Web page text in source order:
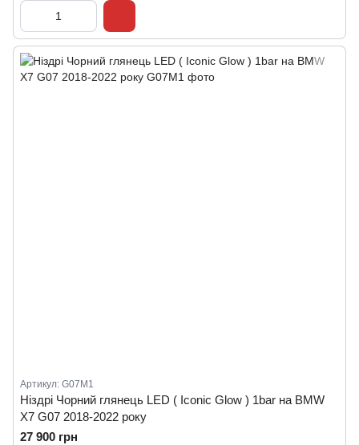
Артикул: G07M1
Ніздрі Чорний глянець LED ( Iconic Glow ) 1bar на BMW
X7 G07 2018-2022 року
27 900 грн